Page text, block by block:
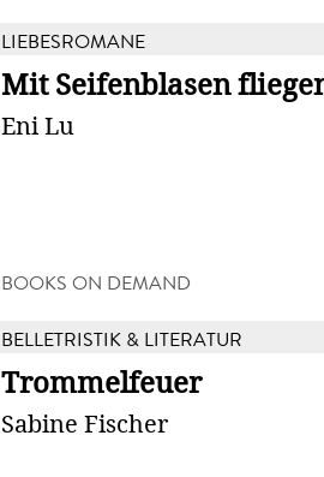
LIEBESROMANE
Mit Seifenblasen
Eni Lu
BOOKS ON DEMAND
BELLETRISTIK & LITERATUR
Trommelfeuer
Sabine Fischer